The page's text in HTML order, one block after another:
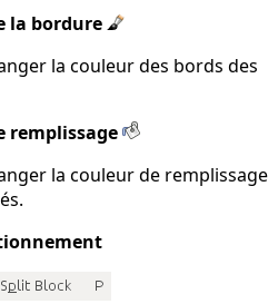
la bordure
la couleur des bords des
remplissage
la couleur de remplissage